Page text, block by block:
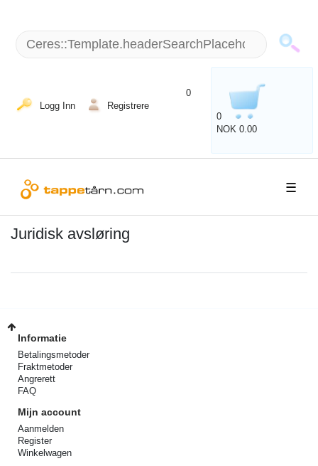
Logg Inn Registrere
0
0
NOK 0.00
☰
Juridisk avsløring
Informatie
Betalingsmetoder
Fraktmetoder
Angrerett
FAQ
Mijn account
Aanmelden
Register
Winkelwagen